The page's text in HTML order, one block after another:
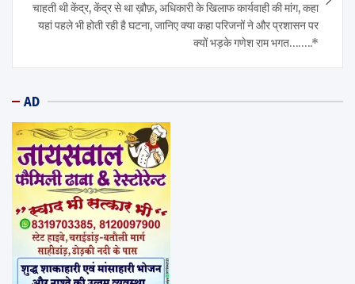
चाहती थी केंद्र, केंद्र से था ख़ौफ़, अधिकारी के खिलाफ कार्यवाही की मांग, कहा
यहां पहले भी होती रही है घटना, जानिए क्या कहा परिजनों ने और प्रशासन पर
क्यों भड़के गणेश राम भगत……..*
AD